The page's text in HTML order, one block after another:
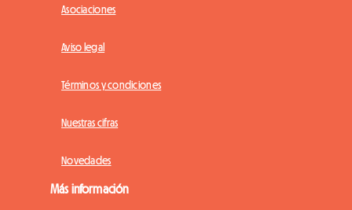
Asociaciones
Aviso legal
Términos y condiciones
Nuestras cifras
Novedades
Más información